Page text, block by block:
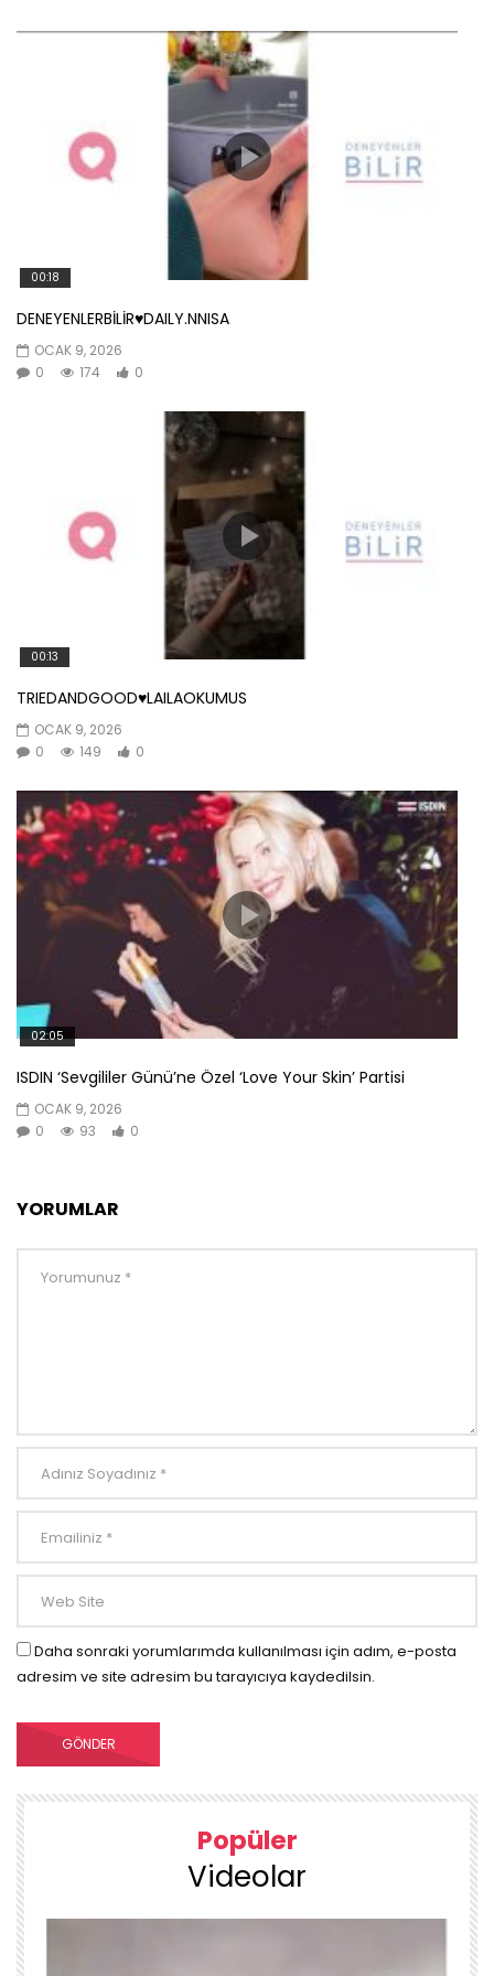
00:18
DENEYENLERBİLİR♥️DAILY.NNISA
OCAK 9, 2026
0
174 0
00:13
TRIEDANDGOOD♥️LAILAOKUMUS
OCAK 9, 2026
0
149 0
02:05
ISDIN ‘Sevgililer Günü’ne Özel ‘Love Your Skin’ Partisi
OCAK 9, 2026
0
93 0
YORUMLAR
Daha sonraki yorumlarımda kullanılması için adım, e-posta
adresim ve site adresim bu tarayıcıya kaydedilsin.
Popüler
Videolar